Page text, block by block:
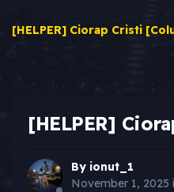
[HELPER] Ciorap Cristi
[HELPER]
By ionut_1
November 1, 2025